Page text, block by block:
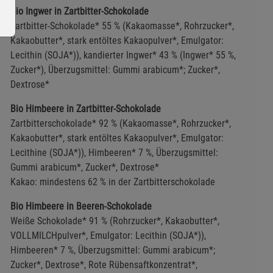
Bio Ingwer in Zartbitter-Schokolade
Zartbitter-Schokolade* 55 % (Kakaomasse*, Rohrzucker*,
Kakaobutter*, stark entöltes Kakaopulver*, Emulgator:
Lecithin (SOJA*)), kandierter Ingwer* 43 % (Ingwer* 55 %,
Zucker*), Überzugsmittel: Gummi arabicum*; Zucker*,
Dextrose*
Bio Himbeere in Zartbitter-Schokolade
Zartbitterschokolade* 92 % (Kakaomasse*, Rohrzucker*,
Kakaobutter*, stark entöltes Kakaopulver*, Emulgator:
Lecithine (SOJA*)), Himbeeren* 7 %, Überzugsmittel:
Gummi arabicum*, Zucker*, Dextrose*
Kakao: mindestens 62 % in der Zartbitterschokolade
Bio Himbeere in Beeren-Schokolade
Weiße Schokolade* 91 % (Rohrzucker*, Kakaobutter*,
VOLLMILCHpulver*, Emulgator: Lecithin (SOJA*)),
Himbeeren* 7 %, Überzugsmittel: Gummi arabicum*;
Zucker*, Dextrose*, Rote Rübensaftkonzentrat*,